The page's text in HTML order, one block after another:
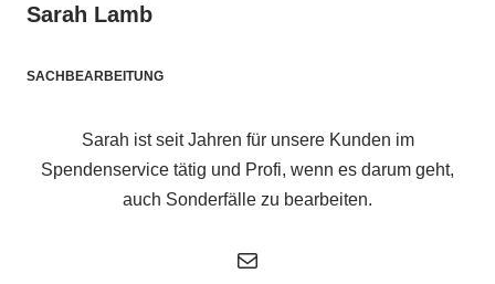
Sarah Lamb
SACHBEARBEITUNG
Sarah ist seit Jahren für unsere Kunden im
Spendenservice tätig und Profi, wenn es darum geht,
auch Sonderfälle zu bearbeiten.